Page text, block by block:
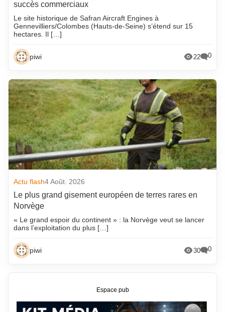
succès commerciaux
Le site historique de Safran Aircraft Engines à
Gennevilliers/Colombes (Hauts-de-Seine) s’étend sur 15
hectares. Il […]
piwi 22 0
Actu flash4 Août. 2026
Le plus grand gisement européen de terres rares en
Norvège
« Le grand espoir du continent » : la Norvège veut se lancer
dans l’exploitation du plus […]
piwi 30 0
Espace pub